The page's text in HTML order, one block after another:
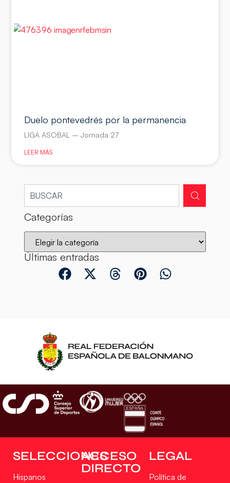
Duelo pontevedrés por la permanencia
LIGA ASOBAL – Jornada 27
LEER MÁS
Categorías
Últimas entradas
SELECCIONES
Hispanos
ACCESO
DIRECTO
LEGAL
Política de